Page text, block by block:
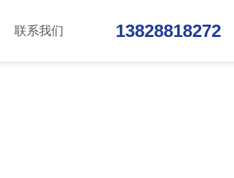
联系我们 13828818272